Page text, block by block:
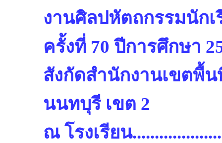
งานศิลปหัตถกรรมนัก
ครั้งที่ 70 ปีการศึกษา
สังกัดสำนักงานเขตพื้
นนทบุรี เขต 2
ณ โรงเรียน